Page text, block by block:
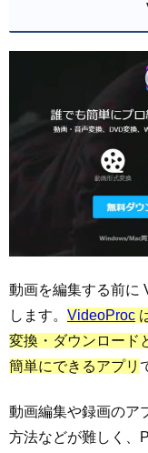
動画を編集する前に
します。 VideoProc
変換・ダウンロード
簡単にできるアプリ
動画編集や録画のア
方法などが難しく、